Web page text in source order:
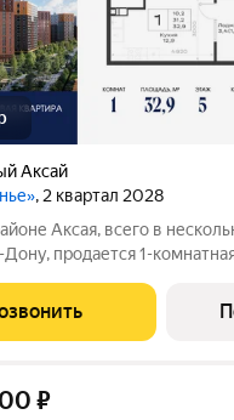
Аксай
, 2 квартал 2028
Аксая, всего в
продается 1-
находится в жилом
от
₽